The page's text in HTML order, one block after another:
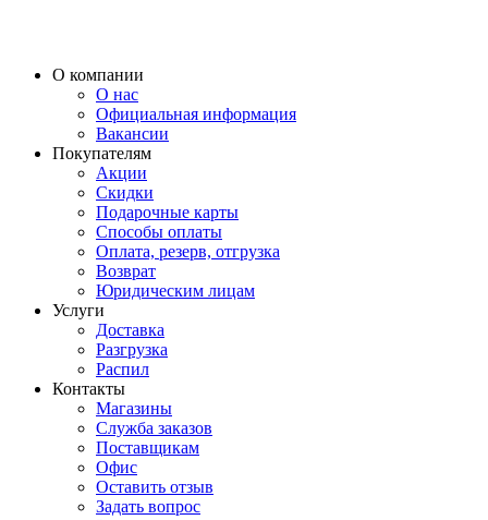
О компании
О нас
Официальная информация
Вакансии
Покупателям
Акции
Скидки
Подарочные карты
Способы оплаты
Оплата, резерв, отгрузка
Возврат
Юридическим лицам
Услуги
Доставка
Разгрузка
Распил
Контакты
Магазины
Служба заказов
Поставщикам
Офис
Оставить отзыв
Задать вопрос